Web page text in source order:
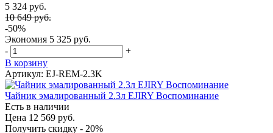
5 324 руб.
10 649 руб.
-50%
Экономия 5 325 руб.
-
+
В корзину
Артикул: EJ-REM-2.3K
Чайник эмалированный 2.3л EJIRY Воспоминание
Есть в наличии
Цена 12 569 руб.
Получить скидку - 20%